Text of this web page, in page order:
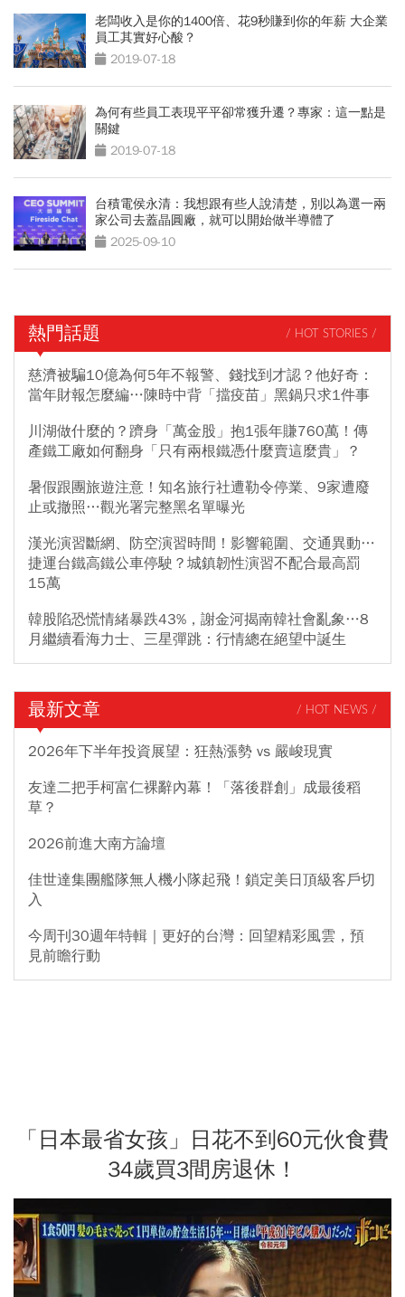
老闆收入是你的1400倍、花9秒賺到你的年薪 大企業
員工其實好心酸？
2019-07-18
為何有些員工表現平平卻常獲升遷？專家：這一點是
關鍵
2019-07-18
台積電侯永清：我想跟有些人說清楚，別以為選一兩
家公司去蓋晶圓廠，就可以開始做半導體了
2025-09-10
熱門話題 / HOT STORIES /
慈濟被騙10億為何5年不報警、錢找到才認？他好奇：
當年財報怎麼編…陳時中背「擋疫苗」黑鍋只求1件事
川湖做什麼的？躋身「萬金股」抱1張年賺760萬！傳
產鐵工廠如何翻身「只有兩根鐵憑什麼賣這麼貴」？
暑假跟團旅遊注意！知名旅行社遭勒令停業、9家遭廢
止或撤照…觀光署完整黑名單曝光
漢光演習斷網、防空演習時間！影響範圍、交通異動…
捷運台鐵高鐵公車停駛？城鎮韌性演習不配合最高罰
15萬
韓股陷恐慌情緒暴跌43%，謝金河揭南韓社會亂象…8
月繼續看海力士、三星彈跳：行情總在絕望中誕生
最新文章 / HOT NEWS /
2026年下半年投資展望：狂熱漲勢 vs 嚴峻現實
友達二把手柯富仁裸辭內幕！「落後群創」成最後稻
草？
2026前進大南方論壇
佳世達集團艦隊無人機小隊起飛！鎖定美日頂級客戶切
入
今周刊30週年特輯｜更好的台灣：回望精彩風雲，預
見前瞻行動
「日本最省女孩」日花不到60元伙食費
34歲買3間房退休！